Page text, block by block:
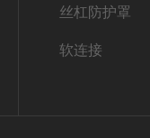
丝杠防护罩
软连接